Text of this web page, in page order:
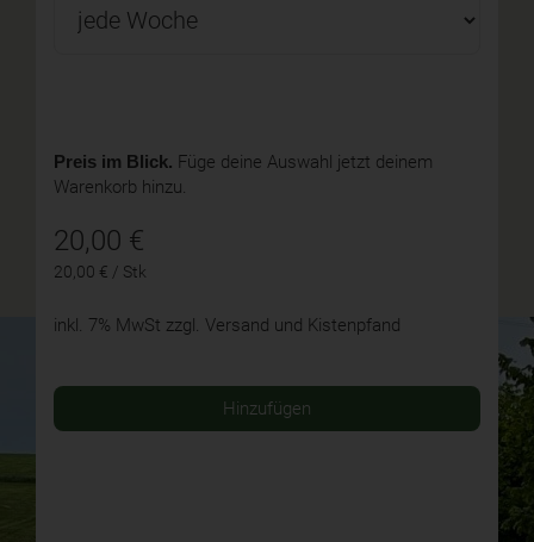
Preis im Blick. Füge deine Auswahl jetzt deinem
Warenkorb hinzu.
20,00 €
20,00 € / Stk
inkl. 7% MwSt zzgl. Versand und Kistenpfand
Hinzufügen